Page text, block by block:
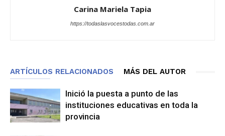
Carina Mariela Tapia
https://todaslasvocestodas.com.ar
ARTÍCULOS RELACIONADOS MÁS DEL AUTOR
Inició la puesta a punto de las
instituciones educativas en toda la
provincia